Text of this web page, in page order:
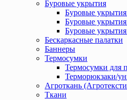
Буровые укрытия
Буровые укрытия
Буровые укрытия
Буровые
Бескаркасные палатки
Баннеры
Термосумки
Термосумки для
Терморюкзаки/
Агроткань
Ткани